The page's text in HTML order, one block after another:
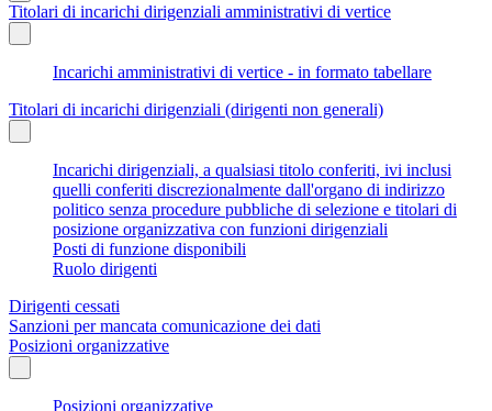
Titolari di incarichi dirigenziali amministrativi di vertice
Incarichi amministrativi di vertice - in formato tabellare
Titolari di incarichi dirigenziali (dirigenti non generali)
Incarichi dirigenziali, a qualsiasi titolo conferiti, ivi inclusi
quelli conferiti discrezionalmente dall'organo di indirizzo
politico senza procedure pubbliche di selezione e titolari di
posizione organizzativa con funzioni dirigenziali
Posti di funzione disponibili
Ruolo dirigenti
Dirigenti cessati
Sanzioni per mancata comunicazione dei dati
Posizioni organizzative
Posizioni organizzative